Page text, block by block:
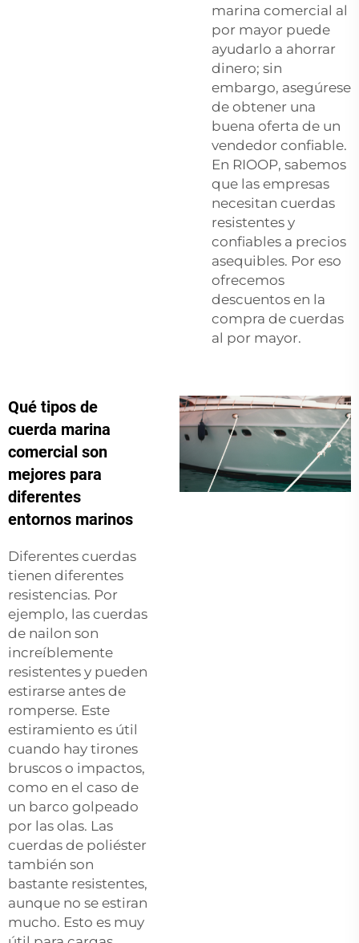
marina comercial al
por mayor puede
ayudarlo a ahorrar
dinero; sin
embargo, asegúrese
de obtener una
buena oferta de un
vendedor confiable.
En RIOOP, sabemos
que las empresas
necesitan cuerdas
resistentes y
confiables a precios
asequibles. Por eso
ofrecemos
descuentos en la
compra de cuerdas
al por mayor.
Qué tipos de
cuerda marina
comercial son
mejores para
diferentes
entornos marinos
Diferentes cuerdas
tienen diferentes
resistencias. Por
ejemplo, las cuerdas
de nailon son
increíblemente
resistentes y pueden
estirarse antes de
romperse. Este
estiramiento es útil
cuando hay tirones
bruscos o impactos,
como en el caso de
un barco golpeado
por las olas. Las
cuerdas de poliéster
también son
bastante resistentes,
aunque no se estiran
mucho. Esto es muy